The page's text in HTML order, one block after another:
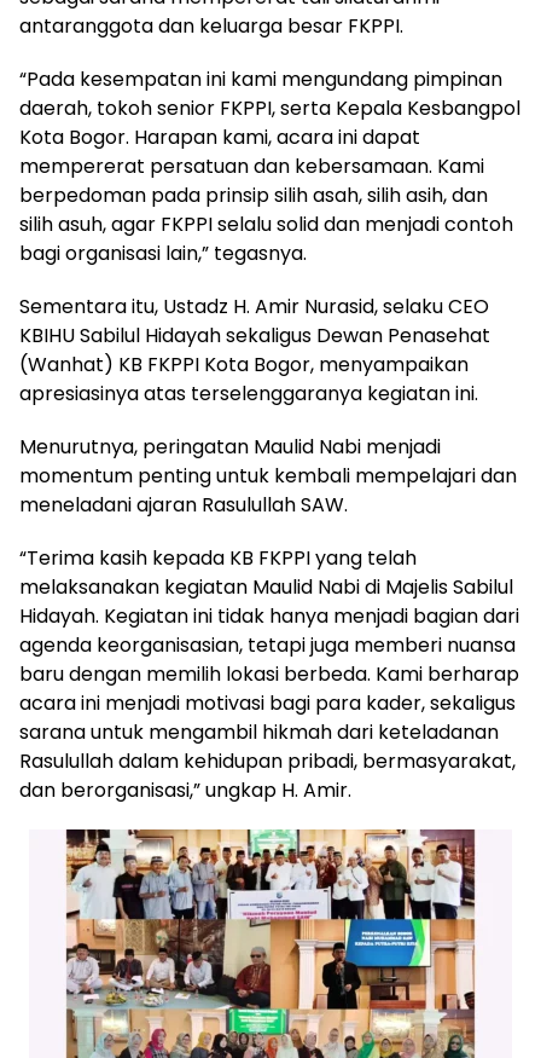
antaranggota dan keluarga besar FKPPI.
“Pada kesempatan ini kami mengundang pimpinan
daerah, tokoh senior FKPPI, serta Kepala Kesbangpol
Kota Bogor. Harapan kami, acara ini dapat
mempererat persatuan dan kebersamaan. Kami
berpedoman pada prinsip silih asah, silih asih, dan
silih asuh, agar FKPPI selalu solid dan menjadi contoh
bagi organisasi lain,” tegasnya.
Sementara itu, Ustadz H. Amir Nurasid, selaku CEO
KBIHU Sabilul Hidayah sekaligus Dewan Penasehat
(Wanhat) KB FKPPI Kota Bogor, menyampaikan
apresiasinya atas terselenggaranya kegiatan ini.
Menurutnya, peringatan Maulid Nabi menjadi
momentum penting untuk kembali mempelajari dan
meneladani ajaran Rasulullah SAW.
“Terima kasih kepada KB FKPPI yang telah
melaksanakan kegiatan Maulid Nabi di Majelis Sabilul
Hidayah. Kegiatan ini tidak hanya menjadi bagian dari
agenda keorganisasian, tetapi juga memberi nuansa
baru dengan memilih lokasi berbeda. Kami berharap
acara ini menjadi motivasi bagi para kader, sekaligus
sarana untuk mengambil hikmah dari keteladanan
Rasulullah dalam kehidupan pribadi, bermasyarakat,
dan berorganisasi,” ungkap H. Amir.